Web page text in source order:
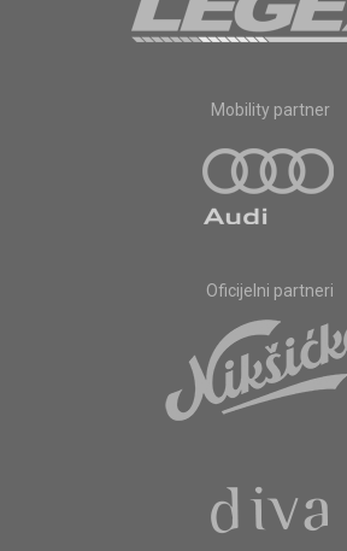
Mobility partner
Oficijelni partneri